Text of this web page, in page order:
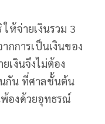
ห้จ่ายเงินรวม 3
กการเป็นเงินของ
เงินจึงไม่ต้อง
กัน ที่ศาลชั้นต้น
องด้วยอุทธรณ์